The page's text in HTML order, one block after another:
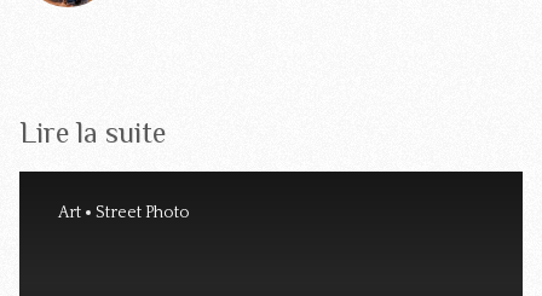
Lire la suite
Art Street Photo